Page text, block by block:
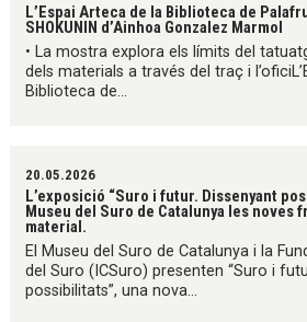
L’Espai Arteca de la Biblioteca de
SHOKUNIN d’Ainhoa Gonzalez Marmol
• La mostra explora els límits del
dels materials a través del traç i
Biblioteca de...
20.05.2026
L’exposició “Suro i futur. Dissenyant
Museu del Suro de Catalunya les noves
material.
El Museu del Suro de Catalunya i la
del Suro (ICSuro) presenten “Suro i
possibilitats”, una nova...